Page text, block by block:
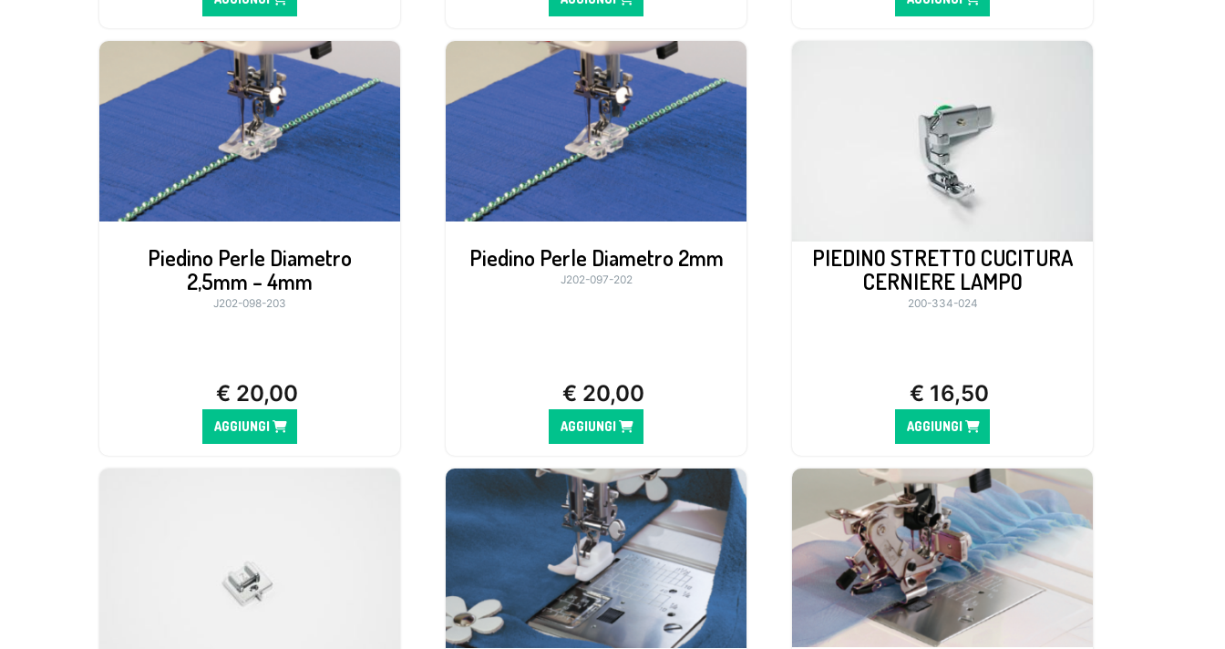
Piedino Perle Diametro
2,5mm – 4mm
J202-098-203
€ 20,00
AGGIUNGI
Piedino Perle Diametro 2mm
J202-097-202
€ 20,00
AGGIUNGI
PIEDINO STRETTO CUCITURA
CERNIERE LAMPO
200-334-024
€ 16,50
AGGIUNGI